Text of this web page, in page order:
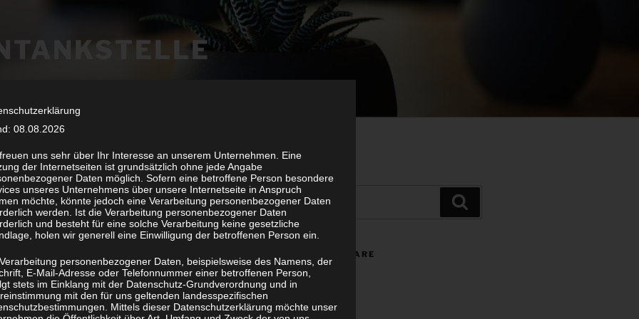
finden konnten, wonach du gesucht
Suchen
Suche
nach:
NEUESTE KOMMENTARE
ARCHIV
08.08.2026
uns sehr über Ihr Interesse an unserem Unternehmen. Eine
der Internetseiten ist grundsätzlich ohne jede Angabe
Daten möglich. Sofern eine betroffene Person besondere
unseres Unternehmens über unsere Internetseite in Anspruch
möchte, könnte jedoch eine Verarbeitung personenbezogener Daten
werden. Ist die Verarbeitung personenbezogener Daten
und besteht für eine solche Verarbeitung keine gesetzliche
holen wir generell eine Einwilligung der betroffenen Person ein.
personenbezogener Daten, beispielsweise des Namens, der
E-Mail-Adresse oder Telefonnummer einer betroffenen Person,
stets im Einklang mit der Datenschutz-Grundverordnung und in
mit den für uns geltenden landesspezifischen
Mittels dieser Datenschutzerklärung möchte unser